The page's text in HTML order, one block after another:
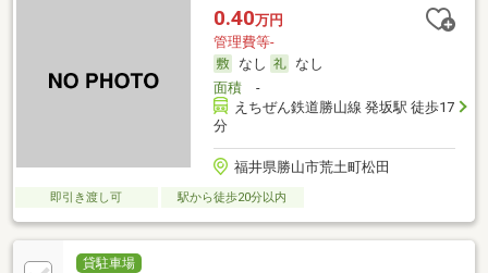
0.40万円
管理費等-
なし
なし
面積-
えちぜん鉄道勝山線 発坂駅 徒歩17
分
福井県勝山市荒土町松田
即引き渡し可 駅から徒歩20分以内
貸駐車場